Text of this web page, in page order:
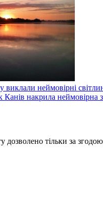
неймовірні
Канів накрила неймовірна
дозволено тільки за